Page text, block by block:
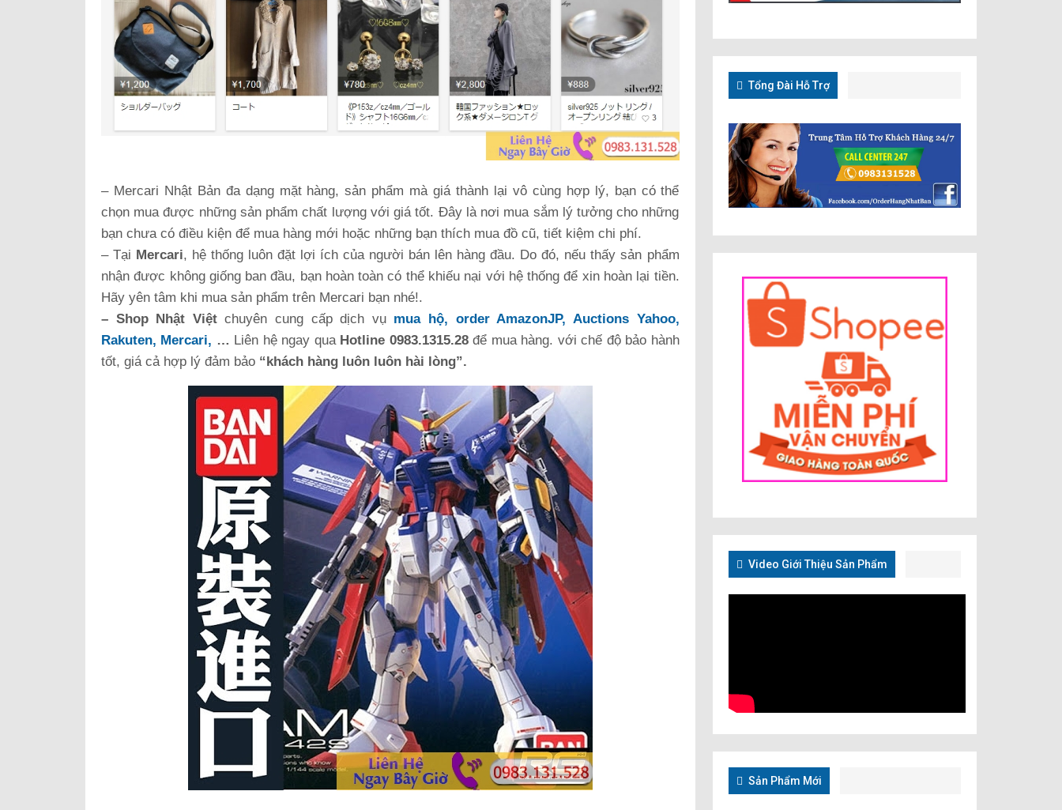
– Mercari Nhật Bản đa dạng mặt hàng, sản phẩm mà giá thành lại vô cùng hợp lý, bạn có thể
chọn mua được những sản phẩm chất lượng với giá tốt. Đây là nơi mua sắm lý tưởng cho những
bạn chưa có điều kiện để mua hàng mới hoặc những bạn thích mua đồ cũ, tiết kiệm chi phí.
– Tại Mercari, hệ thống luôn đặt lợi ích của người bán lên hàng đầu. Do đó, nếu thấy sản phẩm
nhận được không giống ban đầu, bạn hoàn toàn có thể khiếu nại với hệ thống để xin hoàn lại tiền.
Hãy yên tâm khi mua sản phẩm trên Mercari bạn nhé!.
– Shop Nhật Việtchuyên cung cấp dịch vụ mua hộ, order AmazonJP, Auctions Yahoo,
Rakuten, Mercari, … Liên hệ ngay qua Hotline 0983.1315.28để mua hàng. với chế độ bảo hành
tốt, giá cả hợp lý đảm bảo “khách hàng luôn luôn hài lòng”.
Tổng Đài Hỗ Trợ
Video Giới Thiệu Sản Phẩm
Sản Phẩm Mới